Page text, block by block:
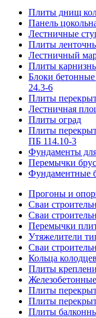
Плиты днищ
Панель
Лестничные
Плиты
Лестничный
Плиты
Блоки
24.3-6
Плиты
Лестничная
Плиты оград
Плиты
ПБ 114.10-3
Фундаменты
Перемычки
Фундаментные
Прогоны и
Сваи
Сваи
Перемычки
Утяжелители
Сваи
Кольца
Плиты
Плиты
Плиты
Плиты